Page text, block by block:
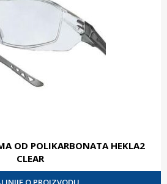
OD POLIKARBONATA HEKLA2
CLEAR